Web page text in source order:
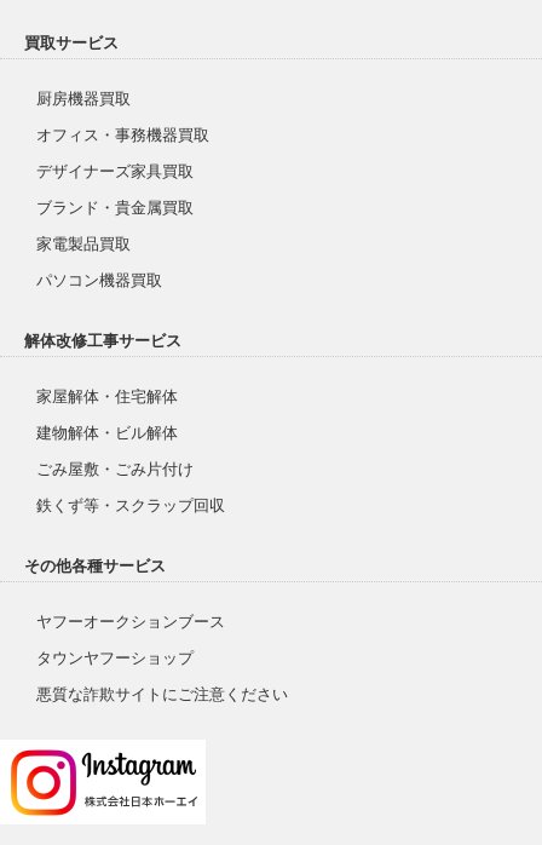
買取サービス
厨房機器買取
オフィス・事務機器買取
デザイナーズ家具買取
ブランド・貴金属買取
家電製品買取
パソコン機器買取
解体改修工事サービス
家屋解体・住宅解体
建物解体・ビル解体
ごみ屋敷・ごみ片付け
鉄くず等・スクラップ回収
その他各種サービス
ヤフーオークションブース
タウンヤフーショップ
悪質な詐欺サイトにご注意ください